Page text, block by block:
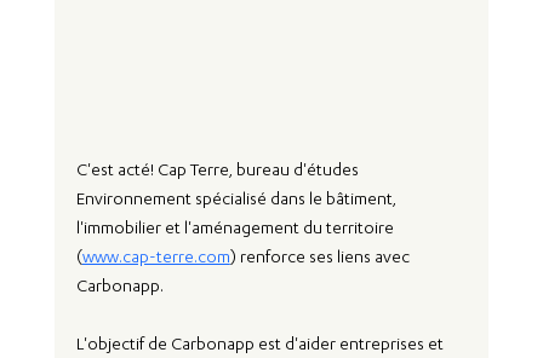
C'est acté! Cap Terre, bureau d'études
Environnement spécialisé dans le bâtiment,
l'immobilier et l'aménagement du territoire
(www.cap-terre.com) renforce ses liens avec
Carbonapp.
L'objectif de Carbonapp est d'aider entreprises et